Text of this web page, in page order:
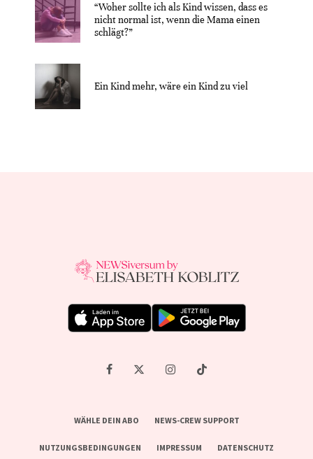
“Woher sollte ich als Kind wissen, dass es
nicht normal ist, wenn die Mama einen
schlägt?”
Ein Kind mehr, wäre ein Kind zu viel
WÄHLE DEIN ABO NEWS-CREW SUPPORT
NUTZUNGSBEDINGUNGEN IMPRESSUM DATENSCHUTZ